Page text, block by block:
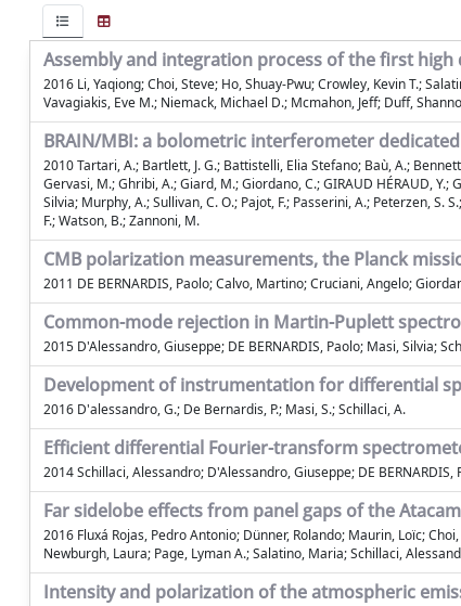
Assembly and integration process of the first
2016 Li, Yaqiong; Choi, Steve; Ho, Shuay-Pwu; Crowley, Kevin T.;
Vavagiakis, Eve M.; Niemack, Michael D.; Mcmahon, Jeff; Duff,
BRAIN/MBI: a bolometric interferometer
2010 Tartari, A.; Bartlett, J. G.; Battistelli, Elia Stefano; Baù, A.;
Gervasi, M.; Ghribi, A.; Giard, M.; Giordano, C.; GIRAUD HÉRAUD,
Silvia; Murphy, A.; Sullivan, C. O.; Pajot, F.; Passerini, A.; Peterzen, S.
F.; Watson, B.; Zannoni, M.
CMB polarization measurements, the Planck
2011 DE BERNARDIS, Paolo; Calvo, Martino; Cruciani, Angelo;
Common-mode rejection in Martin-Puplett
2015 D'Alessandro, Giuseppe; DE BERNARDIS, Paolo; Masi, Silvia;
Development of instrumentation for differential
2016 D'alessandro, G.; De Bernardis, P.; Masi, S.; Schillaci, A.
Efficient differential Fourier-transform
2014 Schillaci, Alessandro; D'Alessandro, Giuseppe; DE
Far sidelobe effects from panel gaps of the
2016 Fluxá Rojas, Pedro Antonio; Dünner, Rolando; Maurin, Loïc;
Newburgh, Laura; Page, Lyman A.; Salatino, Maria; Schillaci,
Intensity and polarization of the atmospheric